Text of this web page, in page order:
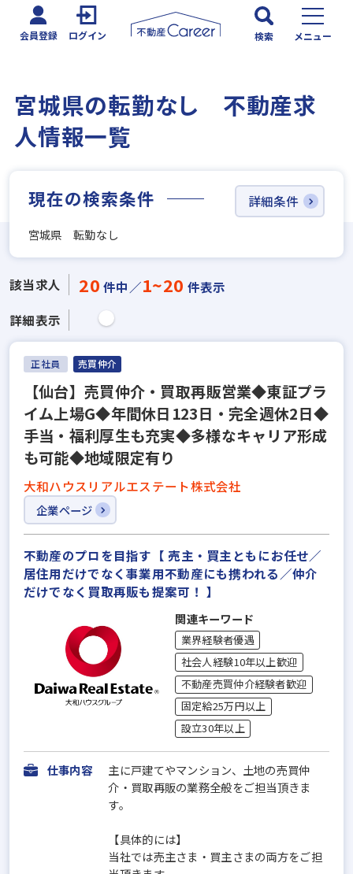
会員登録 ログイン 検索 メニュー
宮城県の転勤なし 不動産求
人情報一覧
現在の検索条件
宮城県 転勤なし
詳細条件
該当求人 20 件中／1~20 件表示
詳細表示
正社員 売買仲介
【仙台】売買仲介・買取再販営業◆東証プラ
イム上場G◆年間休日123日・完全週休2日◆
手当・福利厚生も充実◆多様なキャリア形成
も可能◆地域限定有り
大和ハウスリアルエステート株式会社
企業ページ
不動産のプロを目指す【 売主・買主ともにお任せ／
居住用だけでなく事業用不動産にも携われる／仲介
だけでなく買取再販も提案可！ 】
関連キーワード
業界経験者優遇
社会人経験10年以上歓迎
不動産売買仲介経験者歓迎
固定給25万円以上
設立30年以上
仕事内容
主に戸建てやマンション、土地の売買仲
介・買取再販の業務全般をご担当頂きま
す。
【具体的には】
当社では売主さま・買主さまの両方をご担